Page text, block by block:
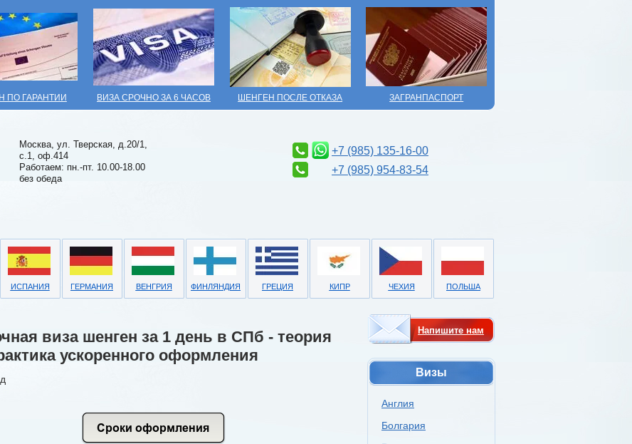
ПО ГАРАНТИИ ВИЗА СРОЧНО ЗА 6 ЧАСОВ ШЕНГЕН ПОСЛЕ ОТКАЗА ЗАГРАНПАСПОРТ
Москва, ул. Тверская, д.20/1,
с.1, оф.414
Работаем: пн.-пт. 10.00-18.00
без обеда
+7 (985) 135-16-00
+7 (985) 954-83-54
ИСПАНИЯ ГЕРМАНИЯ ВЕНГРИЯ ФИНЛЯНДИЯ ГРЕЦИЯ КИПР ЧЕХИЯ ПОЛЬША
виза шенген за 1 день в СПб - теория
ускоренного оформления
Напишите нам
Визы
Англия
Болгария